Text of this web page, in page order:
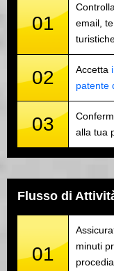
01
email,
02 Accetta
patente
03
alla tua
Flusso di
01
minuti